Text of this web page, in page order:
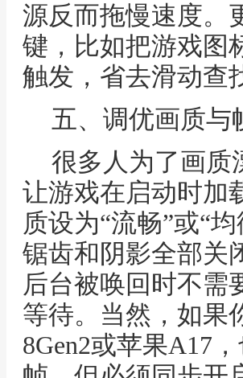
源反而拖慢速度。
键，比如把游戏图
触发，省去滑动查
五、调优画质与
很多人为了画质
让游戏在启动时加
质设为“流畅”或“
锯齿和阴影全部关
后台被唤回时不需
等待。当然，如果
8Gen2或苹果A17